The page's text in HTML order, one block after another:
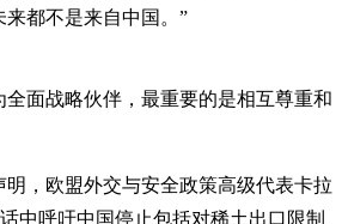
都不是来自中国。”
面战略伙伴，最重要的是相互尊重和
，欧盟外交与安全政策高级代表卡拉
中呼吁中国停止包括对稀土出口限制